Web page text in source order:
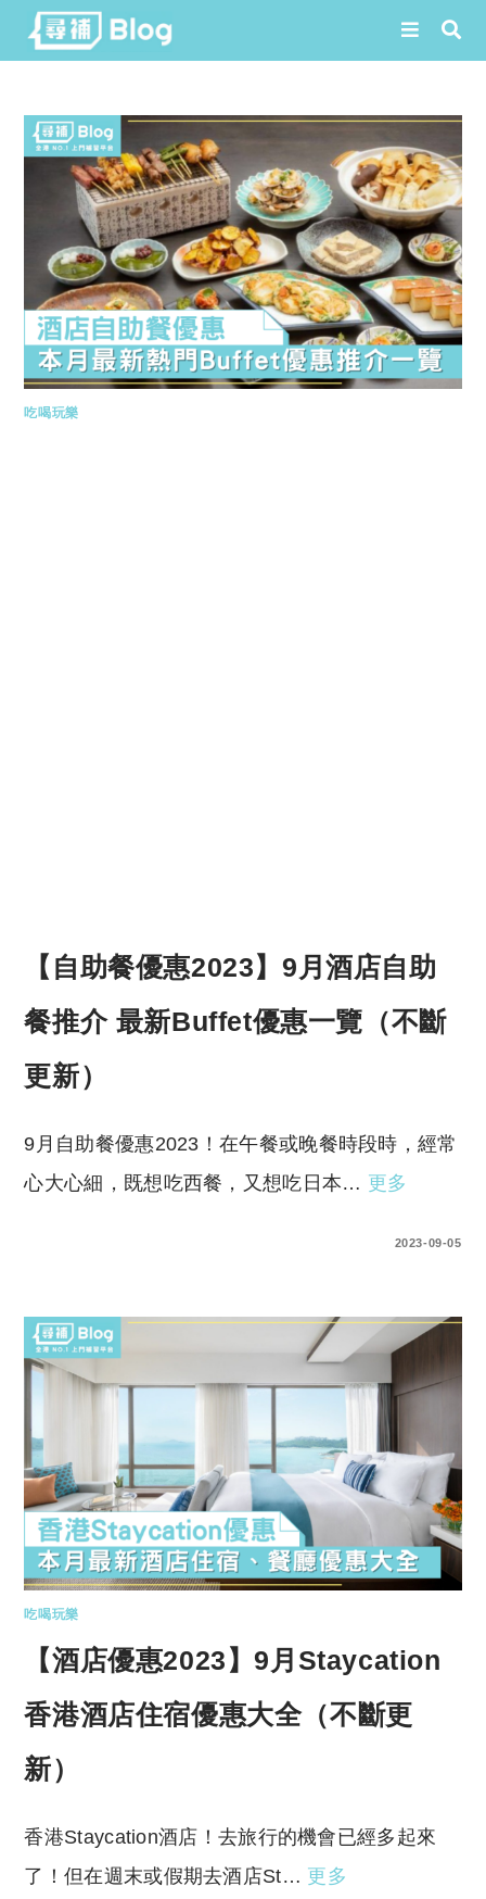
content
吃喝玩樂
【自助餐優惠2023】9月酒店自助
餐推介 最新Buffet優惠一覽（不斷
更新）
9月自助餐優惠2023！在午餐或晚餐時段時，經常
心大心細，既想吃西餐，又想吃日本… 更多
2023-09-05
吃喝玩樂
【酒店優惠2023】9月Staycation
香港酒店住宿優惠大全（不斷更
新）
香港Staycation酒店！去旅行的機會已經多起來
了！但在週末或假期去酒店St… 更多